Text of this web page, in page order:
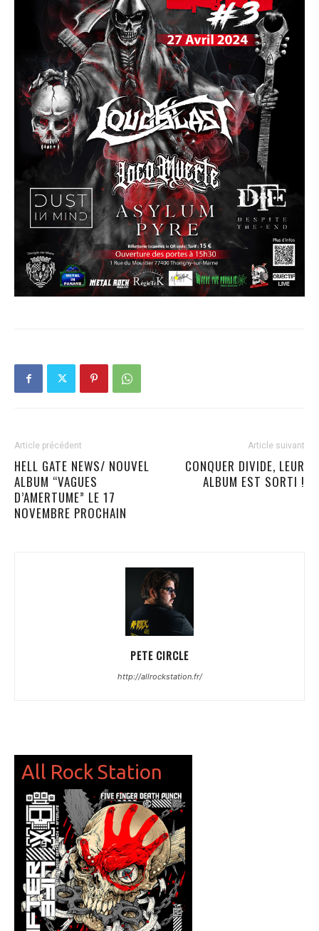
Article précédent
HELL GATE NEWS/ NOUVEL
ALBUM “VAGUES
D’AMERTUME” LE 17
NOVEMBRE PROCHAIN
Article suivant
CONQUER DIVIDE, LEUR
ALBUM EST SORTI !
PETE CIRCLE
http://allrockstation.fr/